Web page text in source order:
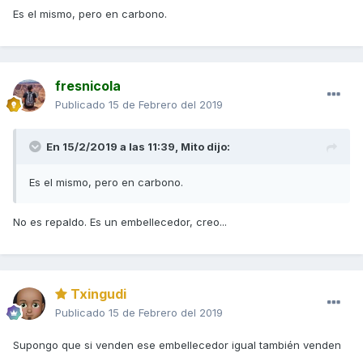
Es el mismo, pero en carbono.
fresnicola
Publicado 15 de Febrero del 2019
En 15/2/2019 a las 11:39, Mito dijo:
Es el mismo, pero en carbono.
No es repaldo. Es un embellecedor, creo...
Txingudi
Publicado 15 de Febrero del 2019
Supongo que si venden ese embellecedor igual también venden